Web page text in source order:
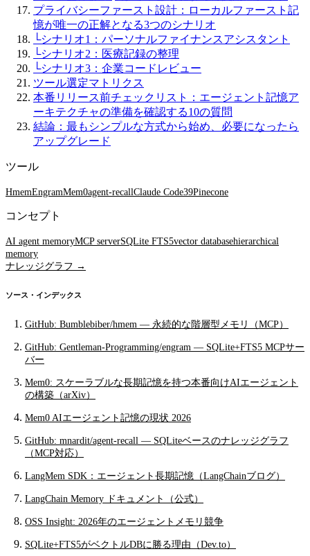
プライバシーファースト設計：ローカルファースト記
憶が唯一の正解となる3つのシナリオ
└シナリオ1：パーソナルファイナンスアシスタント
└シナリオ2：医療記録の整理
└シナリオ3：企業コードレビュー
ツール選定マトリクス
本番リリース前チェックリスト：エージェント記憶ア
ーキテクチャの準備を確認する10の質問
結論：最もシンプルな方式から始め、必要になったら
アップグレード
ツール
HmemEngramMem0agent-recallClaude Code39Pinecone
コンセプト
AI agent memoryMCP serverSQLite FTS5vector databasehierarchical
memory
ナレッジグラフ →
ソース・インデックス
GitHub: Bumblebiber/hmem — 永続的な階層型メモリ（MCP）
GitHub: Gentleman-Programming/engram — SQLite+FTS5 MCPサー
バー
Mem0: スケーラブルな長期記憶を持つ本番向けAIエージェント
の構築（arXiv）
Mem0 AIエージェント記憶の現状 2026
GitHub: mnardit/agent-recall — SQLiteベースのナレッジグラフ
（MCP対応）
LangMem SDK：エージェント長期記憶（LangChainブログ）
LangChain Memory ドキュメント（公式）
OSS Insight: 2026年のエージェントメモリ競争
SQLite+FTS5がベクトルDBに勝る理由（Dev.to）